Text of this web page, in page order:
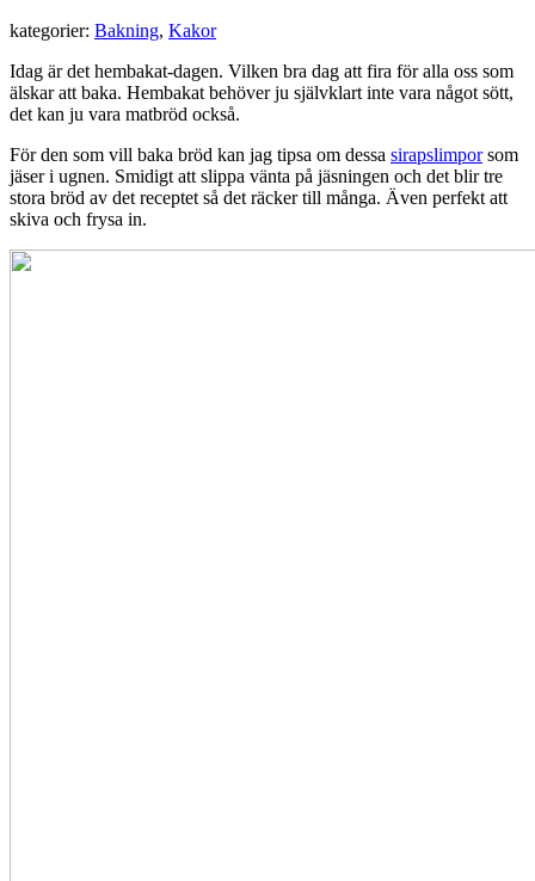
kategorier: Bakning, Kakor
Idag är det hembakat-dagen. Vilken bra dag att fira för alla oss som
älskar att baka. Hembakat behöver ju självklart inte vara något sött,
det kan ju vara matbröd också.
För den som vill baka bröd kan jag tipsa om dessa sirapslimporsom
jäser i ugnen. Smidigt att slippa vänta på jäsningen och det blir tre
stora bröd av det receptet så det räcker till många. Även perfekt att
skiva och frysa in.